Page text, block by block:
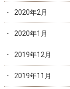
2020年2月
2020年1月
2019年12月
2019年11月